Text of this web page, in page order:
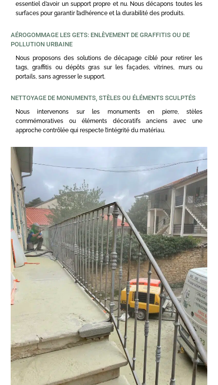
essentiel d’avoir un support propre et nu. Nous décapons toutes les
surfaces pour garantir l’adhérence et la durabilité des produits.
AÉROGOMMAGE LES GETS: ENLÈVEMENT DE GRAFFITIS OU DE
POLLUTION URBAINE
Nous proposons des solutions de décapage ciblé pour retirer les
tags, graffitis ou dépôts gras sur les façades, vitrines, murs ou
portails, sans agresser le support.
NETTOYAGE DE MONUMENTS, STÈLES OU ÉLÉMENTS SCULPTÉS
Nous intervenons sur les monuments en pierre, stèles
commémoratives ou éléments décoratifs anciens avec une
approche contrôlée qui respecte l’intégrité du matériau.